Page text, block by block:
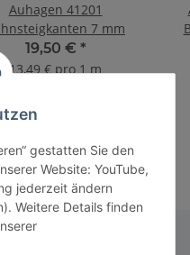
Auhagen 41201
7 mm
19,50 € *
13,49 € pro 1 m
gestatten Sie den
Website: YouTube,
jederzeit ändern
Weitere Details finden